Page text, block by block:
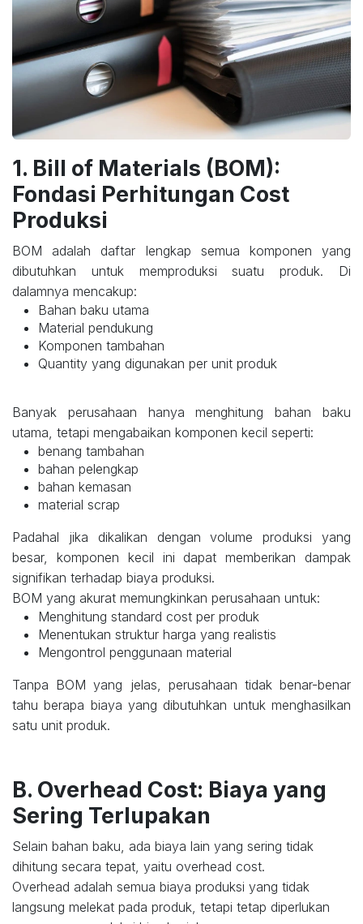
1. Bill of Materials (BOM):
Fondasi Perhitungan Cost
Produksi
BOM adalah daftar lengkap semua komponen yang
dibutuhkan untuk memproduksi suatu produk. Di
dalamnya mencakup:
Bahan baku utama
Material pendukung
Komponen tambahan
Quantity yang digunakan per unit produk
Banyak perusahaan hanya menghitung bahan baku
utama, tetapi mengabaikan komponen kecil seperti:
benang tambahan
bahan pelengkap
bahan kemasan
material scrap
Padahal jika dikalikan dengan volume produksi yang
besar, komponen kecil ini dapat memberikan dampak
signifikan terhadap biaya produksi.
BOM yang akurat memungkinkan perusahaan untuk:
Menghitung standard cost per produk
Menentukan struktur harga yang realistis
Mengontrol penggunaan material
Tanpa BOM yang jelas, perusahaan tidak benar-benar
tahu berapa biaya yang dibutuhkan untuk menghasilkan
satu unit produk.
B. Overhead Cost: Biaya yang
Sering Terlupakan
Selain bahan baku, ada biaya lain yang sering tidak
dihitung secara tepat, yaitu overhead cost.
Overhead adalah semua biaya produksi yang tidak
langsung melekat pada produk, tetapi tetap diperlukan